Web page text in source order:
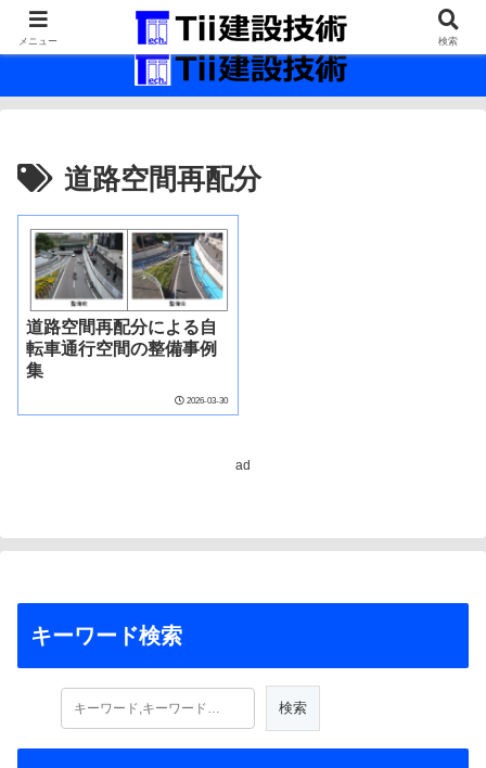
最新の建設技術の情報インフラ。
道路空間再配分
道路空間再配分による自
転車通行空間の整備事例
集
2026-03-30
ad
キーワード検索
メニュー 検索